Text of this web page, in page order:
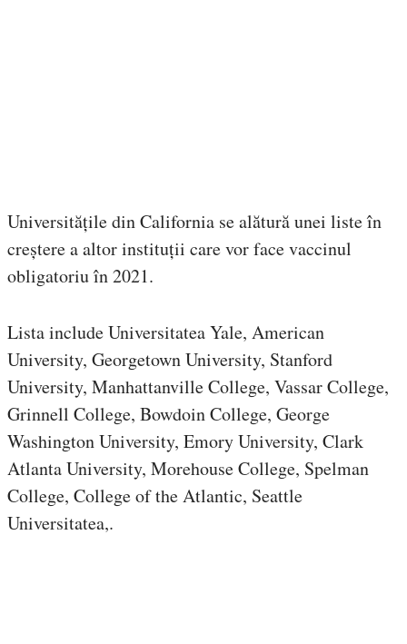
Universitățile din California se alătură unei liste în
creștere a altor instituții care vor face vaccinul
obligatoriu în 2021.
Lista include Universitatea Yale, American
University, Georgetown University, Stanford
University, Manhattanville College, Vassar College,
Grinnell College, Bowdoin College, George
Washington University, Emory University, Clark
Atlanta University, Morehouse College, Spelman
College, College of the Atlantic, Seattle
Universitatea,.